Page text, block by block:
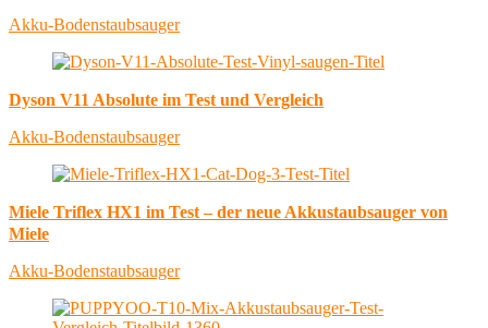
Akku-Bodenstaubsauger
Dyson V11 Absolute im Test und Vergleich
Akku-Bodenstaubsauger
Miele Triflex HX1 im Test – der neue Akkustaubsauger von
Miele
Akku-Bodenstaubsauger